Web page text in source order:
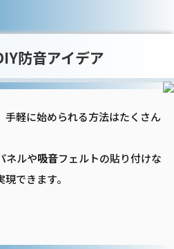
防音アイデア
手軽に始められる方法はたくさん
ネルや吸音フェルトの貼り付けな
できます。